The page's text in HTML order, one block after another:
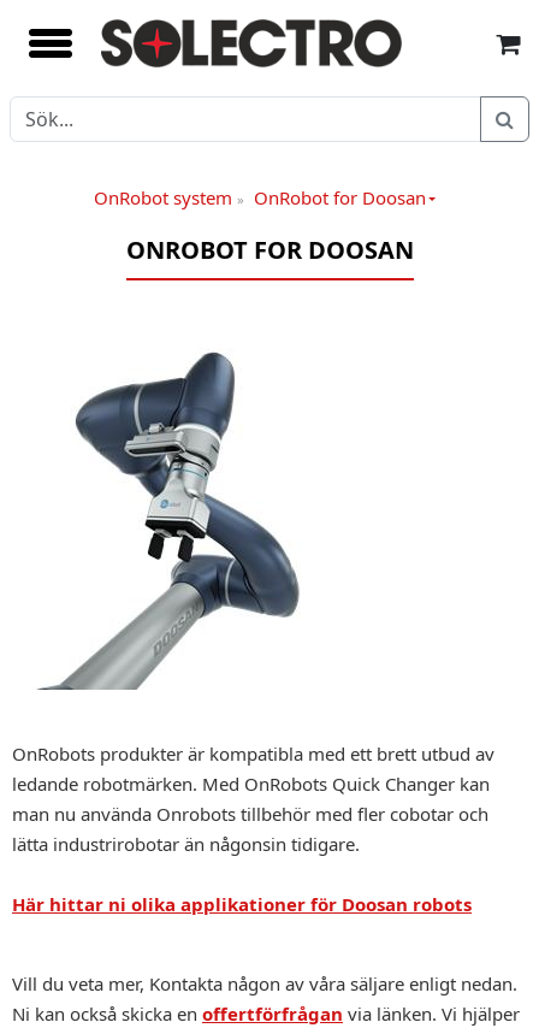
OnRobot system » OnRobot for Doosan
ONROBOT FOR DOOSAN
OnRobots produkter är kompatibla med ett brett utbud av
ledande robotmärken. Med OnRobots Quick Changer kan
man nu använda Onrobots tillbehör med fler cobotar och
lätta industrirobotar än någonsin tidigare.
Här hittar ni olika applikationer för Doosan robots
Vill du veta mer, Kontakta någon av våra säljare enligt nedan.
Ni kan också skicka en offertförfrågan via länken. Vi hjälper